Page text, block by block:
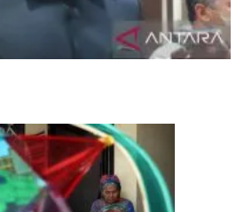
berharap takbir keliling